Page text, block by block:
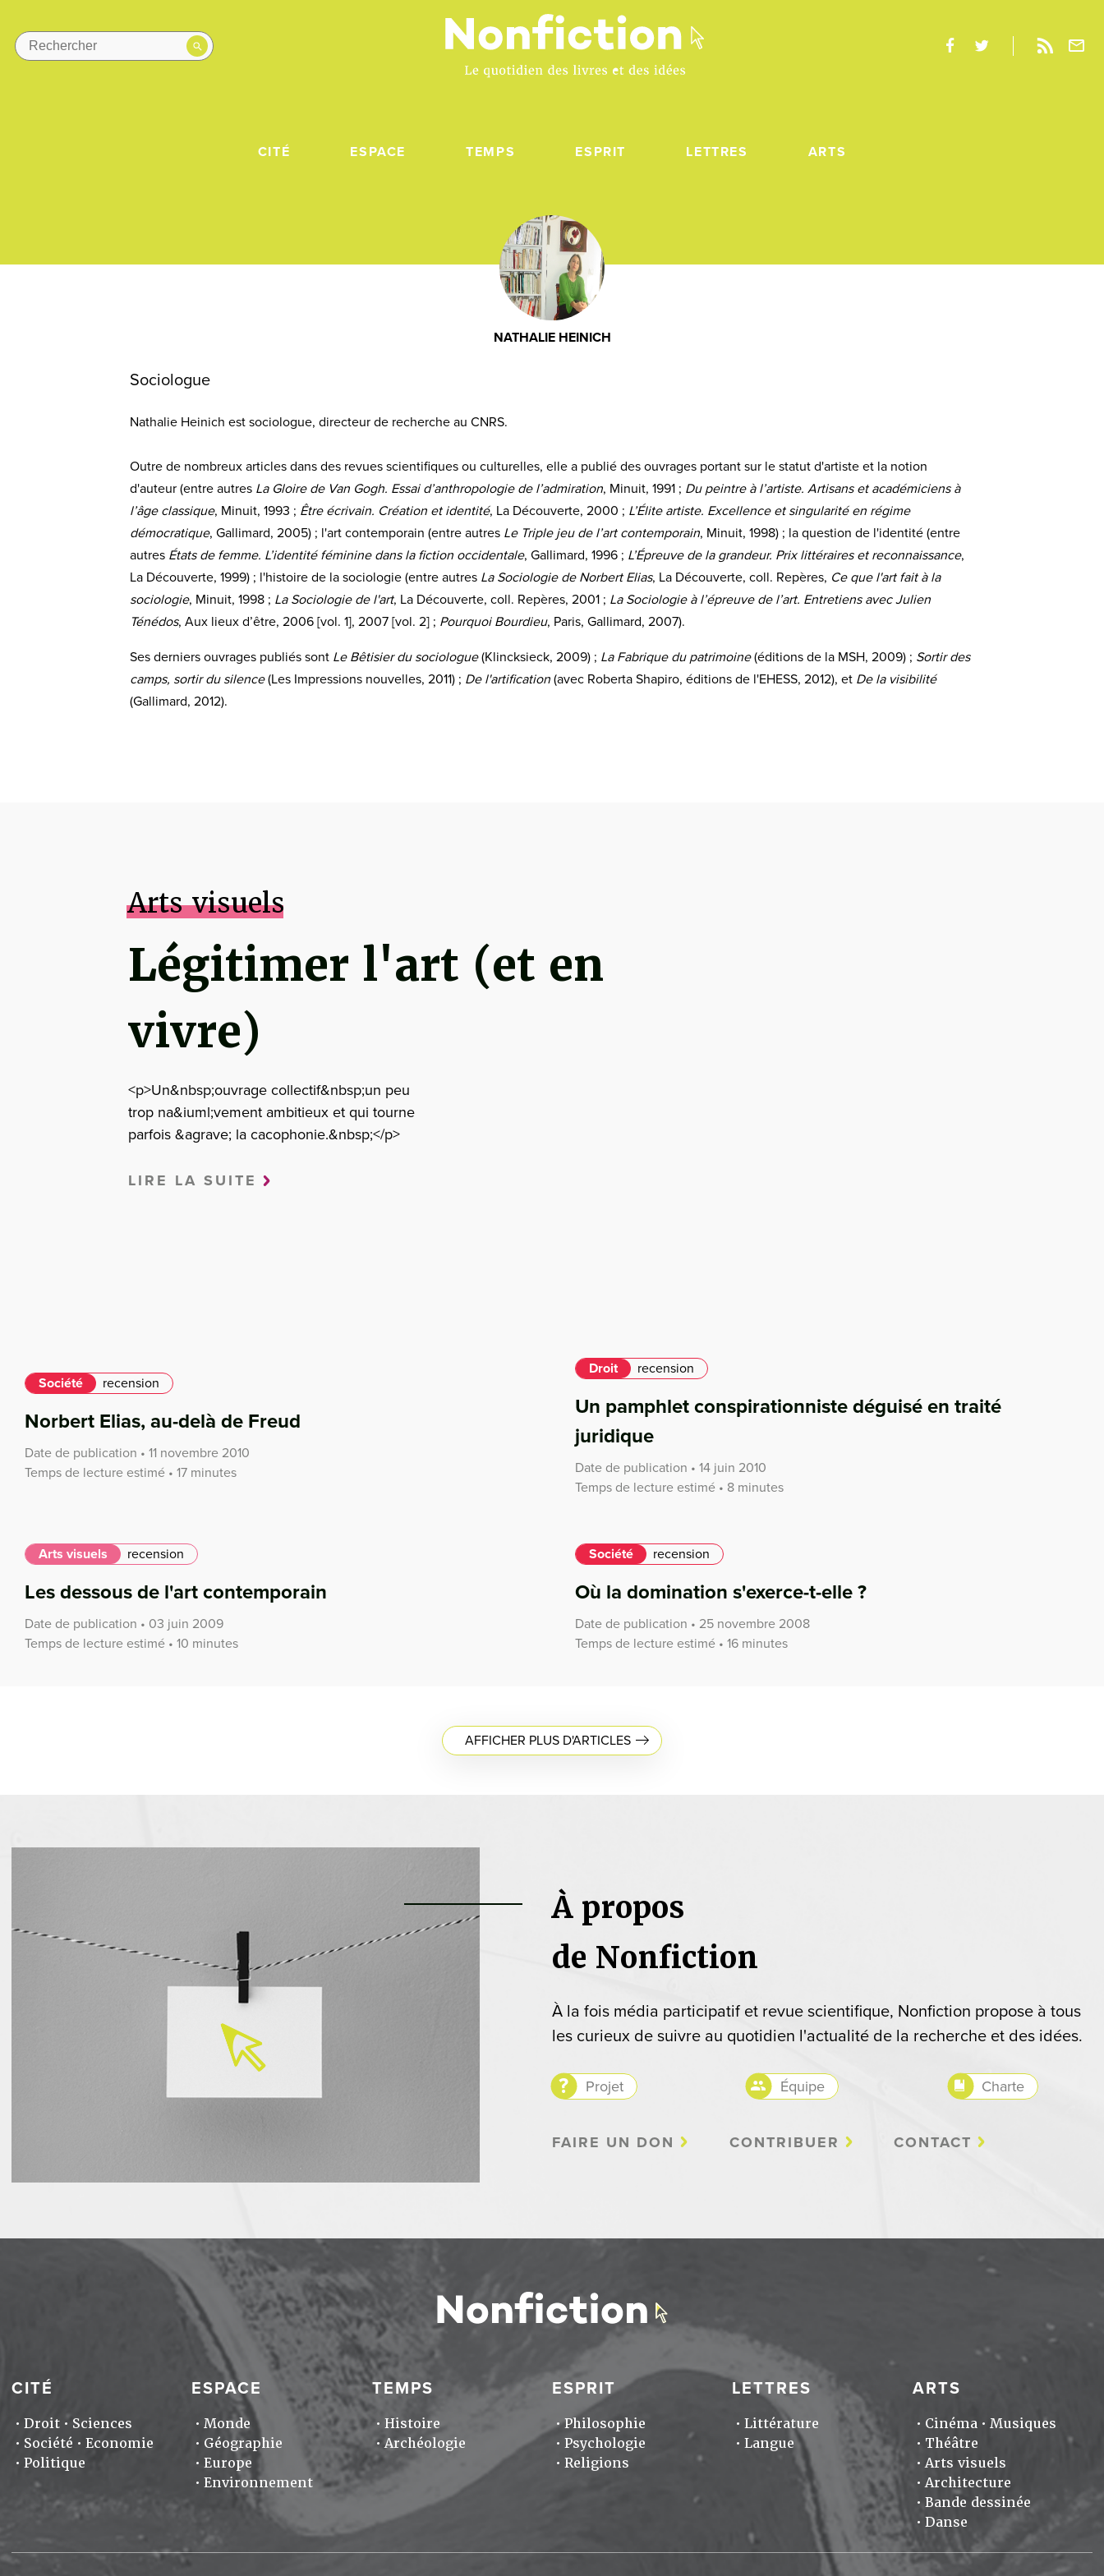
CITÉ ESPACE TEMPS ESPRIT LETTRES ARTS
NATHALIE HEINICH
Sociologue
Nathalie Heinich est sociologue, directeur de recherche au CNRS.
Outre de nombreux articles dans des revues scientifiques ou culturelles, elle a publié des ouvrages portant sur le statut d'artiste et la notion
d'auteur (entre autres La Gloire de Van Gogh. Essai d’anthropologie de l’admiration, Minuit, 1991 ; Du peintre à l’artiste. Artisans et académiciens à
l’âge classique, Minuit, 1993 ; Être écrivain. Création et identité, La Découverte, 2000 ; L’Élite artiste. Excellence et singularité en régime
démocratique, Gallimard, 2005) ; l'art contemporain (entre autres Le Triple jeu de l’art contemporain, Minuit, 1998) ; la question de l'identité (entre
autres États de femme. L’identité féminine dans la fiction occidentale, Gallimard, 1996 ; L’Épreuve de la grandeur. Prix littéraires et reconnaissance,
La Découverte, 1999) ; l'histoire de la sociologie (entre autres La Sociologie de Norbert Elias, La Découverte, coll. Repères, Ce que l'art fait à la
sociologie, Minuit, 1998 ; La Sociologie de l'art, La Découverte, coll. Repères, 2001 ; La Sociologie à l’épreuve de l’art. Entretiens avec Julien
Ténédos, Aux lieux d’être, 2006 [vol. 1], 2007 [vol. 2] ; Pourquoi Bourdieu, Paris, Gallimard, 2007).
Ses derniers ouvrages publiés sont Le Bêtisier du sociologue(Klincksieck, 2009) ; La Fabrique du patrimoine(éditions de la MSH, 2009) ; Sortir des
camps, sortir du silence(Les Impressions nouvelles, 2011) ; De l'artification (avec Roberta Shapiro, éditions de l'EHESS, 2012), et De la visibilité
(Gallimard, 2012).
Arts visuels
Légitimer l'art (et en
vivre)
<p>Un&nbsp;ouvrage collectif&nbsp;un peu
trop na&iuml;vement ambitieux et qui tourne
parfois &agrave; la cacophonie.&nbsp;</p>
LIRE LA SUITE
Société recension
Norbert Elias, au-delà de Freud
Date de publication • 11 novembre 2010
Temps de lecture estimé • 17 minutes
Droit recension
Un pamphlet conspirationniste déguisé en traité
juridique
Date de publication • 14 juin 2010
Temps de lecture estimé • 8 minutes
Arts visuels recension
Les dessous de l'art contemporain
Date de publication • 03 juin 2009
Temps de lecture estimé • 10 minutes
Société recension
Où la domination s'exerce-t-elle ?
Date de publication • 25 novembre 2008
Temps de lecture estimé • 16 minutes
AFFICHER PLUS D'ARTICLES
À propos
de Nonfiction
À la fois média participatif et revue scientifique, Nonfiction propose à tous
les curieux de suivre au quotidien l'actualité de la recherche et des idées.
Projet Équipe Charte
FAIRE UN DON CONTRIBUER CONTACT
CITÉ
Droit
Sciences
Société
Economie
Politique
ESPACE
Monde
Géographie
Europe
Environnement
TEMPS
Histoire
Archéologie
ESPRIT
Philosophie
Psychologie
Religions
LETTRES
Littérature
Langue
ARTS
Cinéma
Musiques
Théâtre
Arts visuels
Architecture
Bande dessinée
Danse